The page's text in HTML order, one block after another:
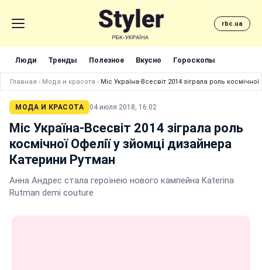
rbc.ua
Люди Тренды Полезное Вкусно Гороскопы
Главная › Мода и красота › Міс Україна-Всесвіт 2014 зіграла роль
МОДА И КРАСОТА 04 июля 2018, 16:02
Міс Україна-Всесвіт 2014 зіграла роль
космічної Офелії у зйомці дизайнера
Катерини Рутман
Анна Андрес стала героїнею нового кампейна Katerina
Rutman demi couture